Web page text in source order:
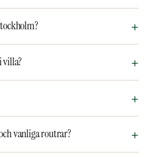
villa?
vanliga routrar?